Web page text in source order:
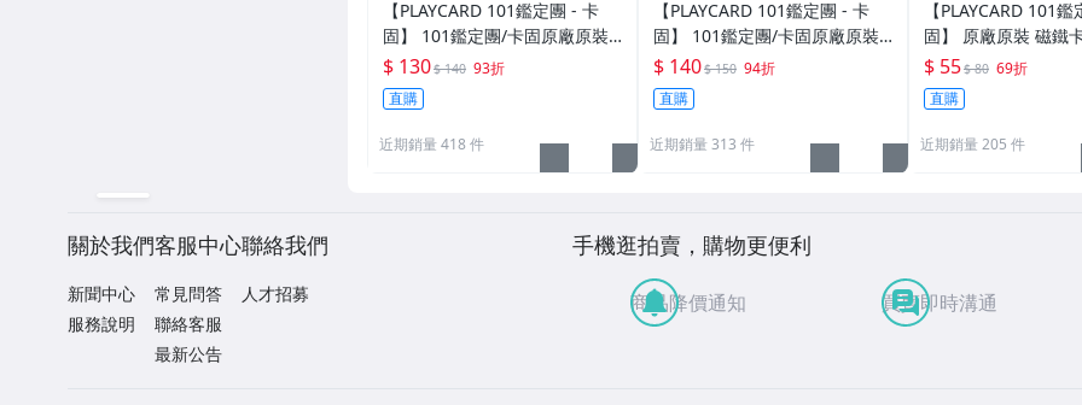
【PLAYCARD 101鑑定團 - 卡
固】 101鑑定團/卡固原廠原裝
一般卡夾 / 塑膠殼 尺寸：35pt
$ 130$ 140 93折
直購
近期銷量 418 件
【PLAYCARD 101鑑定團 - 卡
固】 101鑑定團/卡固原廠原裝
一般卡夾 / 塑膠殼 尺寸：55pt
$ 140$ 150 94折
直購
近期銷量 313 件
【PLAYCARD 101
固】 原廠原裝 磁鐵
殼 尺寸：130pt /
$ 55$ 80 69折
直購
近期銷量 205 件
關於我們
新聞中心
服務說明
客服中心
常見問答
聯絡客服
最新公告
聯絡我們
人才招募
手機逛拍賣，購物更便利
商品降價通知 買賣即時溝通